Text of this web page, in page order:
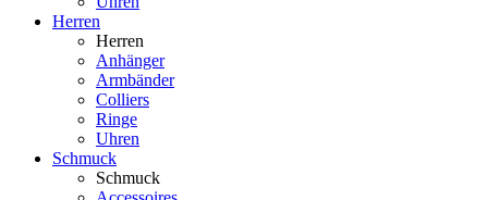
Herren
Herren
Anhänger
Armbänder
Colliers
Ringe
Uhren
Schmuck
Schmuck